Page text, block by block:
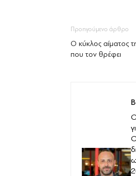
Προηγούμενο άρθρο
Ο κύκλος αίματος
που τον θρέφει